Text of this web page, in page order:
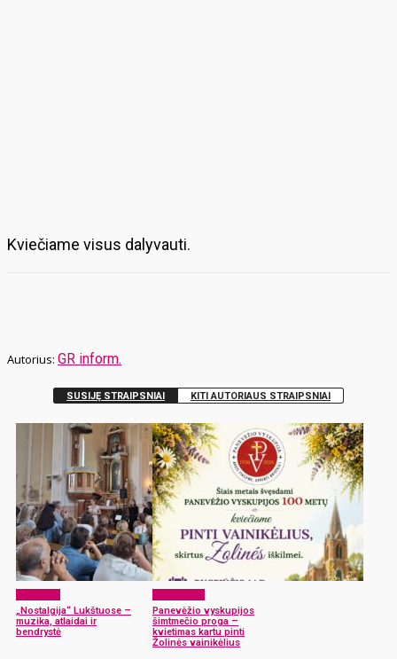
Kviečiame visus dalyvauti.
GR inform.
SUSIJĘ STRAIPSNIAI KITI AUTORIAUS STRAIPSNIAI
„Nostalgija“ Lukštuose –
muzika, atlaidai ir
bendrystė
Panevėžio vyskupijos
šimtmečio proga –
kvietimas kartu pinti
Žolinės vainikėlius